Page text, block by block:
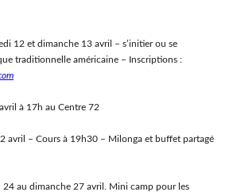
12 et dimanche 13 avril – s’initier ou se
traditionnelle américaine – Inscriptions :
à 17h au Centre 72
avril – Cours à 19h30 – Milonga et buffet partagé
24 au dimanche 27 avril. Mini camp pour les